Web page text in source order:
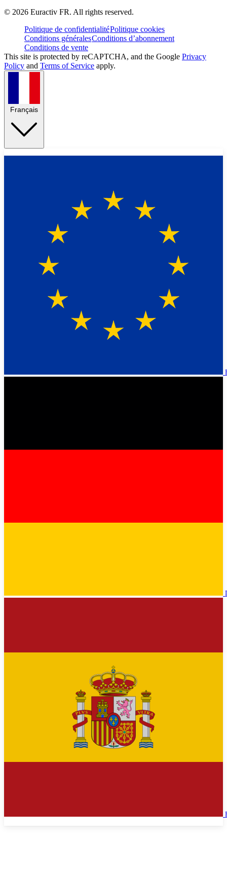
© 2026 Euractiv FR. All rights reserved.
Politique de confidentialitéPolitique cookies
Conditions généralesConditions d’abonnement
Conditions de vente
This site is protected by reCAPTCHA, and the Google Privacy
Policy and Terms of Service apply.
Français